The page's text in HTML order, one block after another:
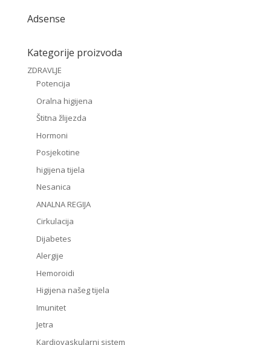
Adsense
Kategorije proizvoda
ZDRAVLJE
Potencija
Oralna higijena
Štitna žlijezda
Hormoni
Posjekotine
higijena tijela
Nesanica
ANALNA REGIJA
Cirkulacija
Dijabetes
Alergije
Hemoroidi
Higijena našeg tijela
Imunitet
Jetra
Kardiovaskularni sistem